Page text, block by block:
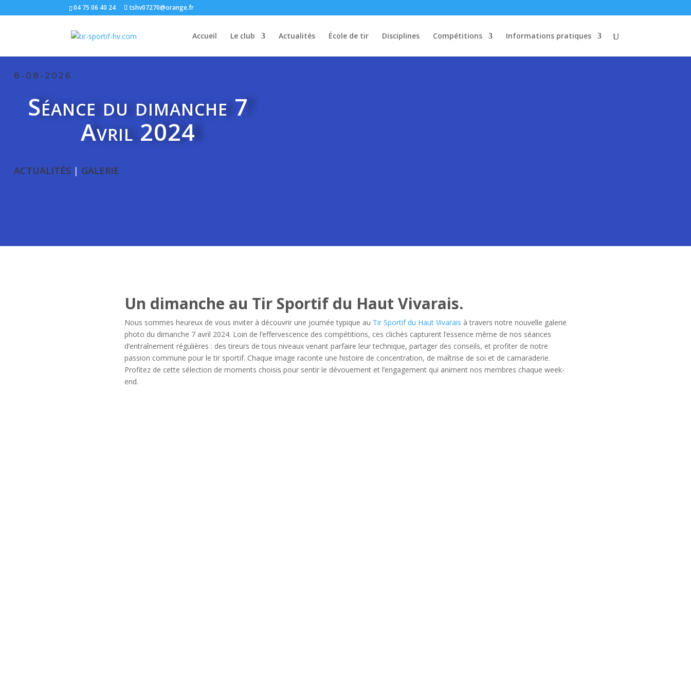
04 75 06 40 24 tshv07270@orange.fr
Accueil Le club Actualités École de tir Disciplines Compétitions Informations pratiques
8-08-2026
Séance du dimanche 7
Avril 2024
ACTUALITÉS | GALERIE
Un dimanche au Tir Sportif du Haut Vivarais.
Nous sommes heureux de vous inviter à découvrir une journée typique au Tir Sportif du Haut Vivarais à travers notre nouvelle galerie
photo du dimanche 7 avril 2024. Loin de l’effervescence des compétitions, ces clichés capturent l’essence même de nos séances
d’entraînement régulières : des tireurs de tous niveaux venant parfaire leur technique, partager des conseils, et profiter de notre
passion commune pour le tir sportif. Chaque image raconte une histoire de concentration, de maîtrise de soi et de camaraderie.
Profitez de cette sélection de moments choisis pour sentir le dévouement et l’engagement qui animent nos membres chaque week-
end.